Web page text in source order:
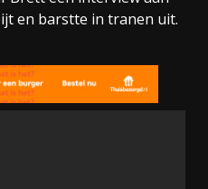
en barstte in tranen uit.